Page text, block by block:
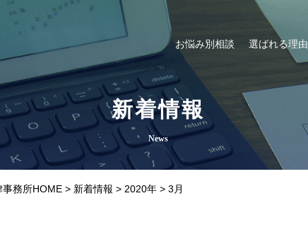
お悩み別相談 選ばれる理由
新着情報
News
務所HOME > 新着情報 > 2020年 > 3月